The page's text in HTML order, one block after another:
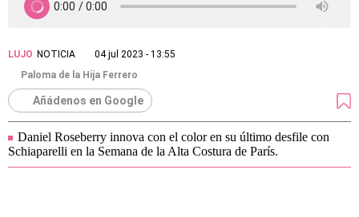
LUJO NOTICIA
04 jul 2023 - 13:55
Paloma de la Hija Ferrero
Añádenos en Google
Daniel Roseberry innova con el color en su último desfile con
Schiaparelli en la Semana de la Alta Costura de París.